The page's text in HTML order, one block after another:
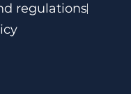
regulations